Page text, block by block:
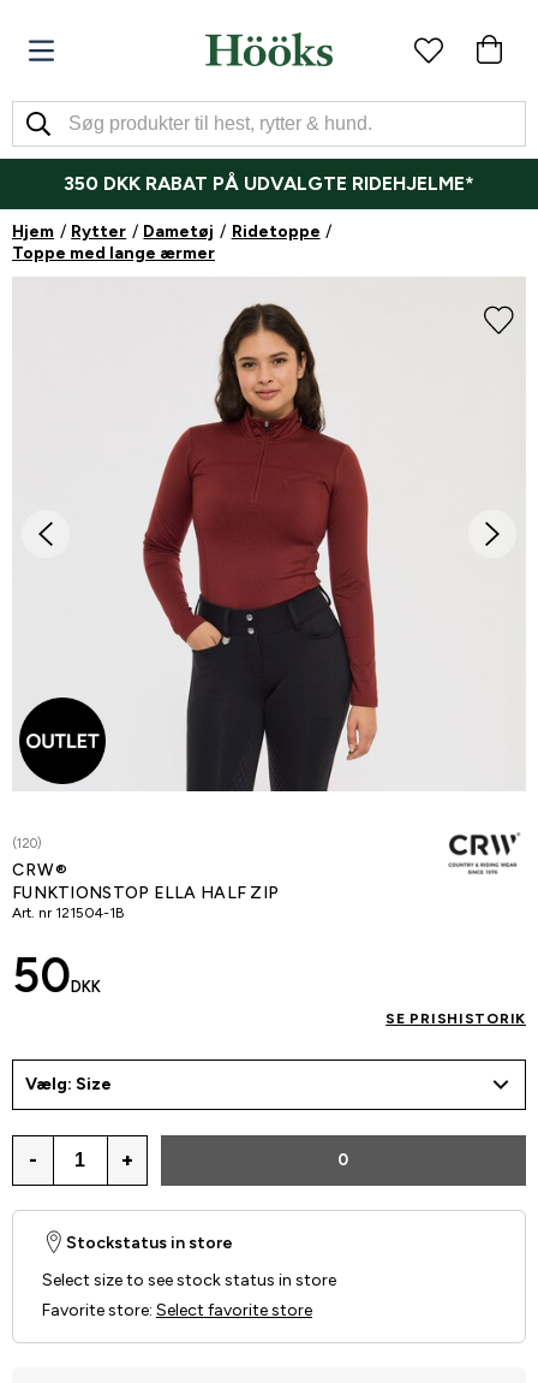
350 DKK RABAT PÅ UDVALGTE RIDEHJELME*
Hjem Rytter Dametøj
Ridetoppe
Toppe med lange ærmer
(120)
CRW®
FUNKTIONSTOP ELLA HALF ZIP
Art. nr 121504-1B
50 DKK
SE PRISHISTORIK
Vælg: Size
- + 0
Stockstatus in store
Select size to see stock status in store
Favorite store: Select favorite store